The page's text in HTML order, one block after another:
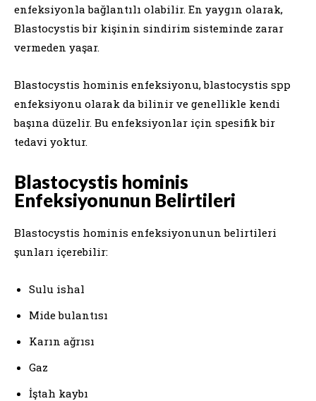
enfeksiyonla bağlantılı olabilir. En yaygın olarak,
Blastocystis bir kişinin sindirim sisteminde zarar
vermeden yaşar.
Blastocystis hominis enfeksiyonu, blastocystis spp
enfeksiyonu olarak da bilinir ve genellikle kendi
başına düzelir. Bu enfeksiyonlar için spesifik bir
tedavi yoktur.
Blastocystis hominis
Enfeksiyonunun Belirtileri
Blastocystis hominis enfeksiyonunun belirtileri
şunları içerebilir:
Sulu ishal
Mide bulantısı
Karın ağrısı
Gaz
İştah kaybı